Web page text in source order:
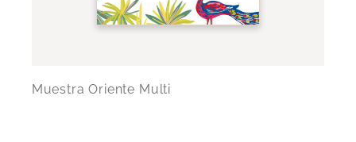
Muestra Oriente Multi